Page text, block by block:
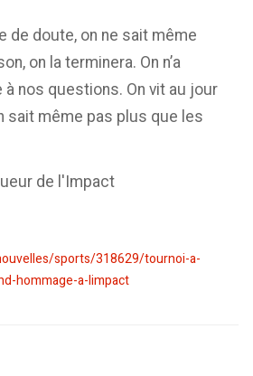
de doute, on ne sait même
on la terminera. On n’a
nos questions. On vit au jour
sait même pas plus que les
de l'Impact
sports/318629/tournoi-a-
hommage-a-limpact